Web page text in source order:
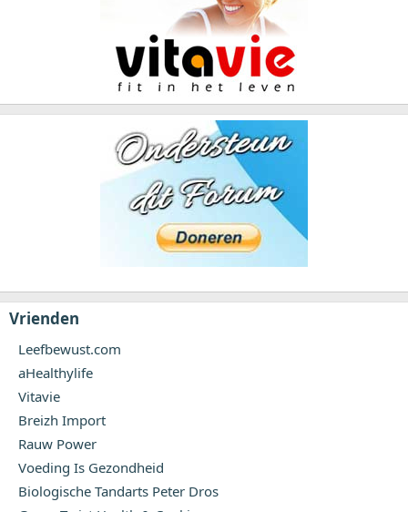
Vrienden
Leefbewust.com
aHealthylife
Vitavie
Breizh Import
Rauw Power
Voeding Is Gezondheid
Biologische Tandarts Peter Dros